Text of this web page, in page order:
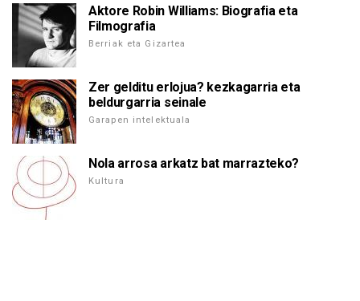
Aktore Robin Williams: Biografia eta
Filmografia
Berriak eta Gizartea
Zer gelditu erlojua? kezkagarria eta
beldurgarria seinale
Garapen intelektuala
Nola arrosa arkatz bat marrazteko?
Kultura